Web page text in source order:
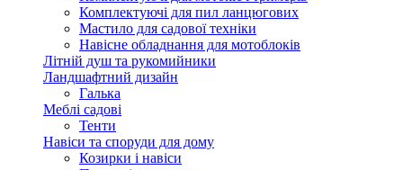
Комплектуючі для пил ланцюгових
Мастило для садової техніки
Навісне обладнання для мотоблоків
Літній душ та рукомийники
Ландшафтний дизайн
Галька
Меблі садові
Тенти
Навіси та споруди для дому
Козирки і навіси